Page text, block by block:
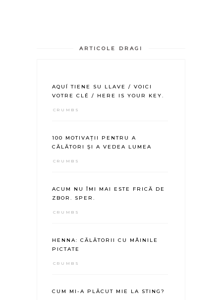
ARTICOLE DRAGI
AQUÍ TIENE SU LLAVE / VOICI
VOTRE CLÉ / HERE IS YOUR KEY.
CRUMBS
100 MOTIVAȚII PENTRU A
CĂLĂTORI ȘI A VEDEA LUMEA
CRUMBS
ACUM NU ÎMI MAI ESTE FRICĂ DE
ZBOR. SPER.
CRUMBS
HENNA: CĂLĂTORII CU MÂINILE
PICTATE
CRUMBS
CUM MI-A PLĂCUT MIE LA STING?